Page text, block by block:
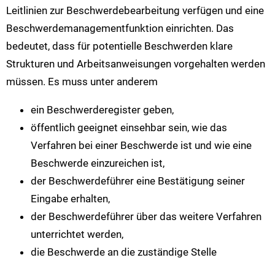
Leitlinien zur Beschwerdebearbeitung verfügen und eine
Beschwerdemanagementfunktion einrichten. Das
bedeutet, dass für potentielle Beschwerden klare
Strukturen und Arbeitsanweisungen vorgehalten werden
müssen. Es muss unter anderem
ein Beschwerderegister geben,
öffentlich geeignet einsehbar sein, wie das
Verfahren bei einer Beschwerde ist und wie eine
Beschwerde einzureichen ist,
der Beschwerdeführer eine Bestätigung seiner
Eingabe erhalten,
der Beschwerdeführer über das weitere Verfahren
unterrichtet werden,
die Beschwerde an die zuständige Stelle